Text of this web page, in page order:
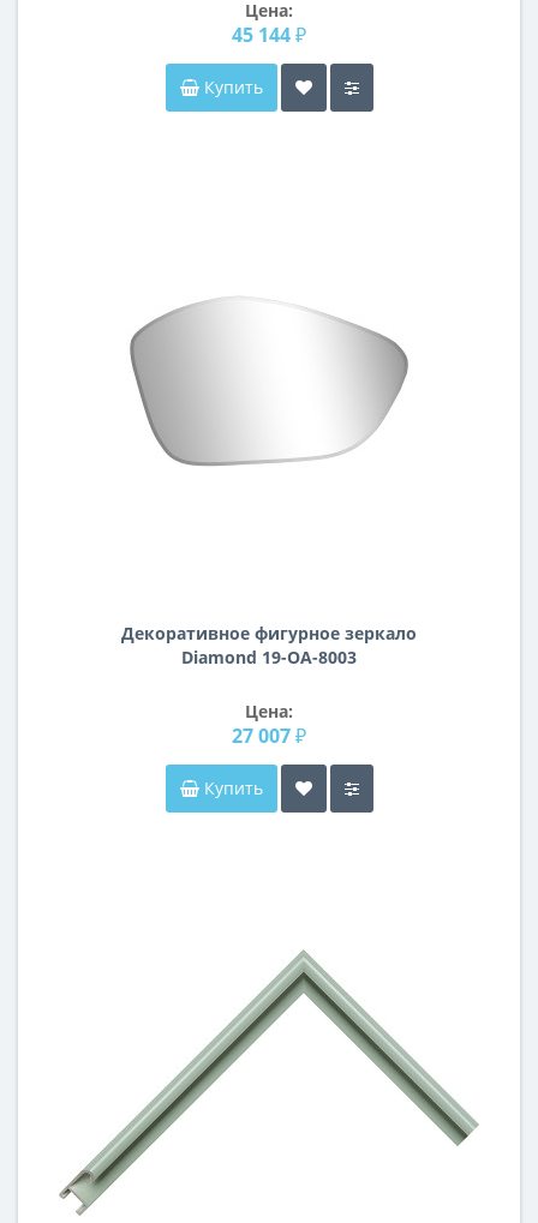
Цена:
45 144 ₽
Купить
Декоративное фигурное зеркало
Diamond 19-OA-8003
Цена:
27 007 ₽
Купить